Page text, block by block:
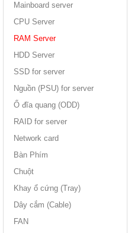
Mainboard server
CPU Server
RAM Server
HDD Server
SSD for server
Nguồn (PSU) for server
Ổ đĩa quang (ODD)
RAID for server
Network card
Bàn Phím
Chuột
Khay ổ cứng (Tray)
Dây cắm (Cable)
FAN